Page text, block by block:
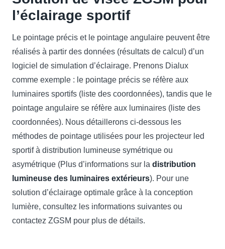
l’éclairage sportif
Le pointage précis et le pointage angulaire peuvent être
réalisés à partir des données (résultats de calcul) d’un
logiciel de simulation d’éclairage. Prenons Dialux
comme exemple : le pointage précis se réfère aux
luminaires sportifs (liste des coordonnées), tandis que le
pointage angulaire se réfère aux luminaires (liste des
coordonnées). Nous détaillerons ci-dessous les
méthodes de pointage utilisées pour les projecteur led
sportif à distribution lumineuse symétrique ou
asymétrique (Plus d’informations sur la distribution
lumineuse des luminaires extérieurs). Pour une
solution d’éclairage optimale grâce à la conception
lumière, consultez les informations suivantes ou
contactez ZGSM pour plus de détails.